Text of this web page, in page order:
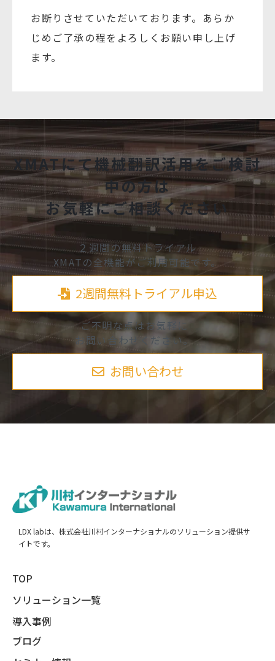
お断りさせていただいております。あらか
じめご了承の程をよろしくお願い申し上げ
ます。
XMATにて機械翻訳活用をご検討
中の方は
お気軽にご相談ください
２週間の無料トライアル
XMATの全機能がご利用可能です。
2週間無料トライアル申込
ご不明な点はお気軽に
お問い合わせください。
お問い合わせ
LDX labは、株式会社川村インターナショナルのソリューション提供サ
イトです。
TOP
ソリューション一覧
導入事例
ブログ